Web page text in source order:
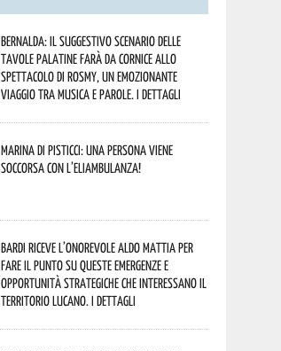
Bernalda: il suggestivo scenario delle
Tavole Palatine farà da cornice allo
spettacolo di Rosmy, un emozionante
viaggio tra musica e parole. I dettagli
Marina di Pisticci: una persona viene
soccorsa con l’eliambulanza!
Bardi riceve l’onorevole Aldo Mattia per
fare il punto su queste emergenze e
opportunità strategiche che interessano il
territorio lucano. I dettagli